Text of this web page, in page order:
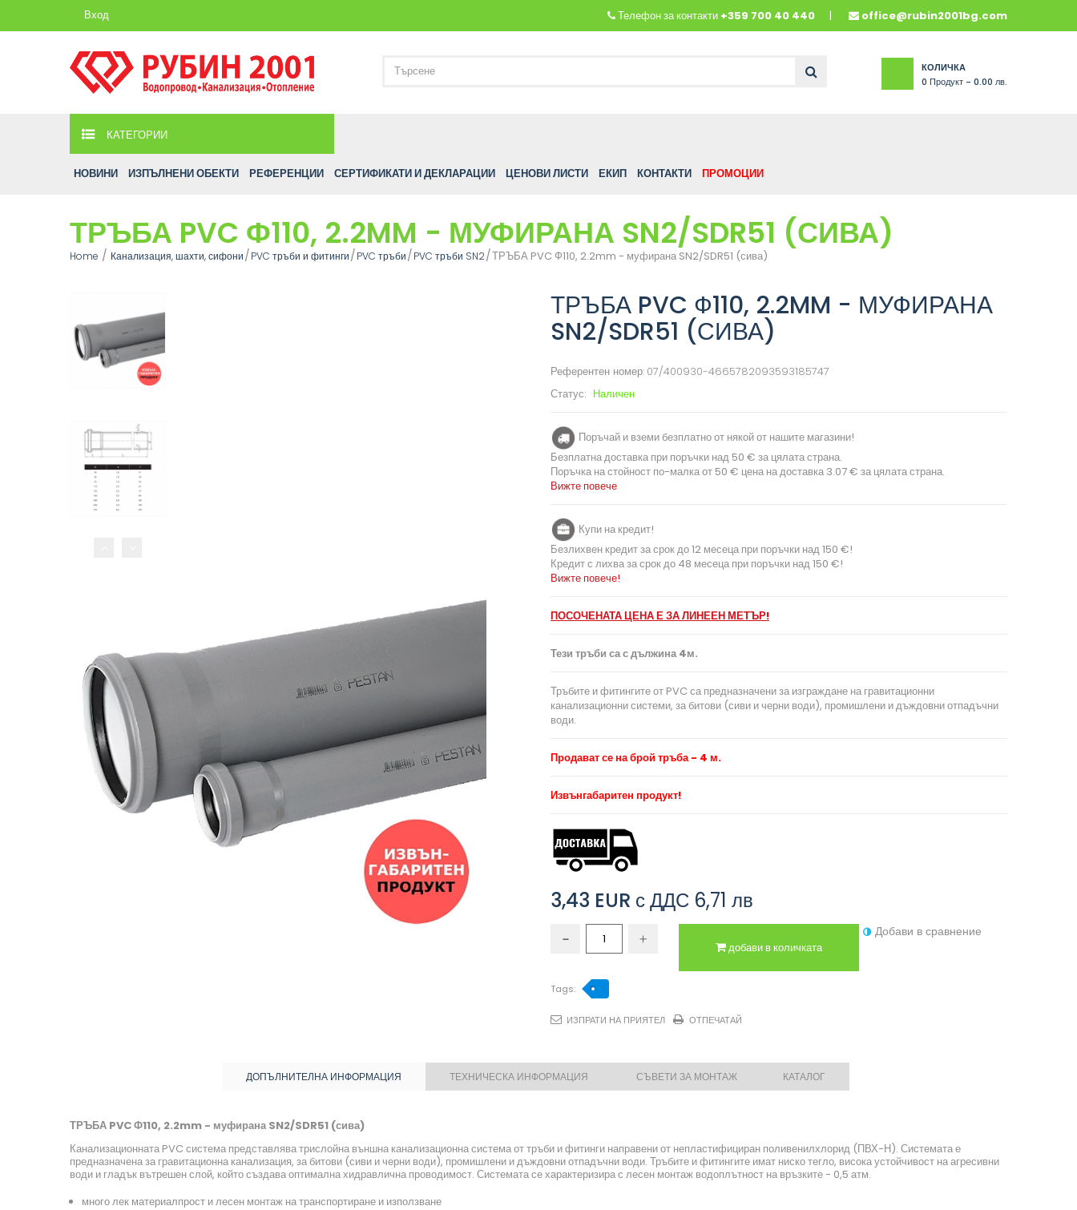
Телефон за контакти +359 700 40 440 office@rubin2001bg.com
Вход
КОЛИЧКА
0 Продукт - 0.00 лв.
КАТЕГОРИИ
НОВИНИ ИЗПЪЛНЕНИ ОБЕКТИ РЕФЕРЕНЦИИ СЕРТИФИКАТИ И ДЕКЛАРАЦИИ ЦЕНОВИ ЛИСТИ ЕКИП КОНТАКТИ ПРОМОЦИИ
ТРЪБА PVC Ф110, 2.2MM - МУФИРАНА SN2/SDR51 (СИВА)
Home Канализация, шахти, сифони PVC тръби и фитинги PVC тръби PVC тръби SN2 ТРЪБА PVC Ф110, 2.2mm - муфирана SN2/SDR51 (сива)
ТРЪБА PVC Ф110, 2.2MM - МУФИРАНА
SN2/SDR51 (СИВА)
Референтен номер: 07/400930-4665782093593185747
Статус: Наличен
Поръчай и вземи безплатно от някой от нашите магазини!
Безплатна доставка при поръчки над 50 € за цялата страна.
Поръчка на стойност по-малка от 50 € цена на доставка 3.07 € за цялата страна.
Вижте повече
Купи на кредит!
Безлихвен кредит за срок до 12 месеца при поръчки над 150 €!
Кредит с лихва за срок до 48 месеца при поръчки над 150 €!
Вижте повече!
ПОСОЧЕНАТА ЦЕНА Е ЗА ЛИНЕЕН МЕТЪР!
Тези тръби са с дължина 4м.
Тръбите и фитингите от PVC са предназначени за изграждане на гравитационни
канализационни системи, за битови (сиви и черни води), промишлени и дъждовни отпадъчни
води.
Продават се на брой тръба - 4 м.
Извънгабаритен продукт!
3,43 EUR с ДДС 6,71 лв
добави в количката
Добави в сравнение
Tags:
ИЗПРАТИ НА ПРИЯТЕЛ ОТПЕЧАТАЙ
ДОПЪЛНИТЕЛНА ИНФОРМАЦИЯ ТЕХНИЧЕСКА ИНФОРМАЦИЯ СЪВЕТИ ЗА МОНТАЖ КАТАЛОГ
ТРЪБА PVC Ф110, 2.2mm - муфирана SN2/SDR51 (сива)
Канализационната PVC система представлява трислойна външна канализационна система от тръби и фитинги направени от непластифициран поливенилхлорид (ПВХ-Н). Системата е
предназначена за гравитационна канализация, за битови (сиви и черни води), промишлени и дъждовни отпадъчни води. Тръбите и фитингите имат ниско тегло, висока устойчивост на агресивни
води и гладък вътрешен слой, който създава оптимална хидравлична проводимост. Системата се характеризира с лесен монтаж водоплътност на връзките - 0,5 атм.
много лек материалпрост и лесен монтаж на транспортиране и използване